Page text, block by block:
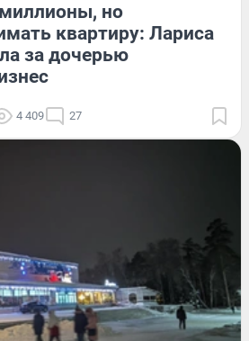
но
квартиру: Лариса
за дочерью
4 409 27